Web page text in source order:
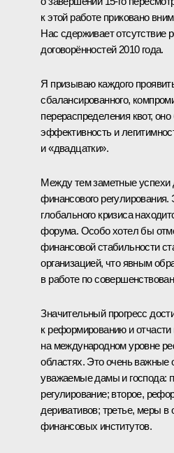
к этой работе приковано
Нас сдерживает отсутствие
договорённостей 2010 года.
Я призываю каждого
сбалансированного,
перераспределения квот,
эффективность и
и «двадцатки».
Между тем заметные успехи
финансового
глобального кризиса
форума. Особо хотел бы
финансовой стабильности
организацией, что явным
в работе по
Значительный прогресс
к реформированию и
на международном уровне
областях. Это очень важные
уважаемые дамы и господа:
регулирование; второе,
деривативов; третье, меры
финансовых институтов.